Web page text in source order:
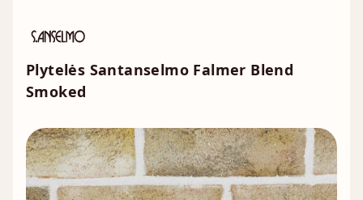
Plytelės Santanselmo Falmer Blend
Smoked